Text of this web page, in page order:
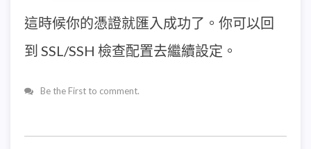
這時候你的憑證就匯入成功了。你可以回
到 SSL/SSH 檢查配置去繼續設定。
Be the First to comment.